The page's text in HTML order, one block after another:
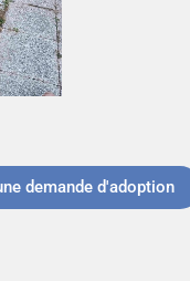
demande d'adoption